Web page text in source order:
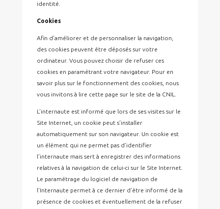
identité.
Cookies
Afin d’améliorer et de personnaliser la navigation,
des cookies peuvent être déposés sur votre
ordinateur. Vous pouvez choisir de refuser ces
cookies en paramétrant votre navigateur. Pour en
savoir plus sur le fonctionnement des cookies, nous
vous invitons à lire cette page sur le site de la CNIL.
L’internaute est informé que lors de ses visites sur le
Site Internet, un cookie peut s’installer
automatiquement sur son navigateur. Un cookie est
un élément qui ne permet pas d’identifier
l’internaute mais sert à enregistrer des informations
relatives à la navigation de celui-ci sur le Site Internet.
Le paramétrage du logiciel de navigation de
l’Internaute permet à ce dernier d’être informé de la
présence de cookies et éventuellement de la refuser